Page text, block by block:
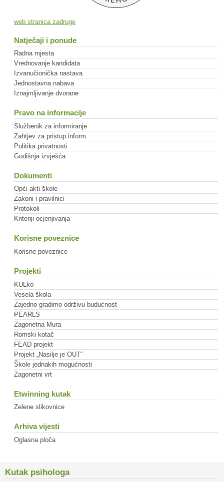
web stranica zadruge
Natječaji i ponude
Radna mjesta
Vrednovanje kandidata
Izvanučionička nastava
Jednostavna nabava
Iznajmljivanje dvorane
Pravo na informacije
Službenik za informiranje
Zahtjev za pristup inform.
Politika privatnosti
Godišnja izvješća
Dokumenti
Opći akti škole
Zakoni i pravilnici
Protokoli
Kriteriji ocjenjivanja
Korisne poveznice
Korisne poveznice
Projekti
KULko
Vesela škola
Zajedno gradimo održivu budućnost
PEARLS
Zagonetna Mura
Romski kotač
FEAD projekt
Projekt „Nasilje je OUT“
Škole jednakih mogućnosti
Zagonetni vrt
Etwinning kutak
Zelene slikovnice
Arhiva vijesti
Oglasna ploča
Kutak psihologa